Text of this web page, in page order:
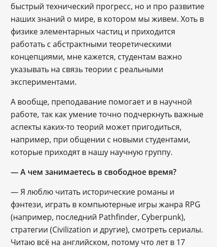
быстрый технический прогресс, но и про развитие
наших знаний о мире, в котором мы живем. Хоть в
физике элементарных частиц и приходится
работать с абстрактными теоретическими
концепциями, мне кажется, студентам важно
указывать на связь теории с реальными
экспериментами.
А вообще, преподавание помогает и в научной
работе, так как умение точно подчеркнуть важные
аспекты каких-то теорий может пригодиться,
например, при общении с новыми студентами,
которые приходят в нашу научную группу.
― А чем занимаетесь в свободное время?
— Я люблю читать исторические романы и
фэнтези, играть в компьютерные игры жанра RPG
(например, последний Pathfinder, Cyberpunk),
стратегии (Civilization и другие), смотреть сериалы.
Читаю всё на английском, потому что лет в 17